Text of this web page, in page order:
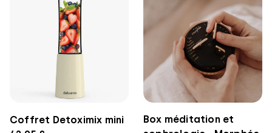
Coffret Detoximix mini
Box méditation et